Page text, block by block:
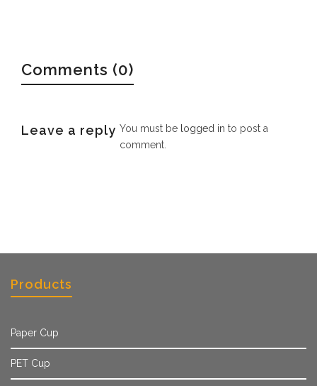
Comments (0)
Leave a reply You must be logged in to post a
comment.
Products
Paper Cup
PET Cup